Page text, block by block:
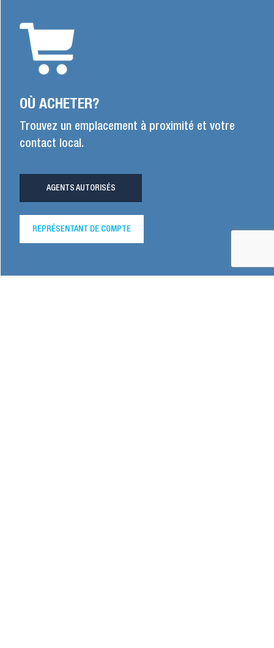
OÙ ACHETER?
Trouvez un emplacement à proximité et votre
contact local.
AGENTS AUTORISÉS
REPRÉSENTANT DE COMPTE